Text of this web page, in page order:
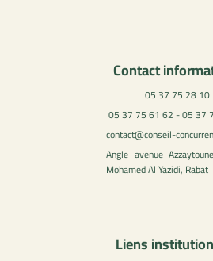
Contact
05 37 75 28 10
05 37 75 61 62 - 05 37
contact@conseil-
Angle avenue
Mohamed Al Yazidi, Rabat
Liens